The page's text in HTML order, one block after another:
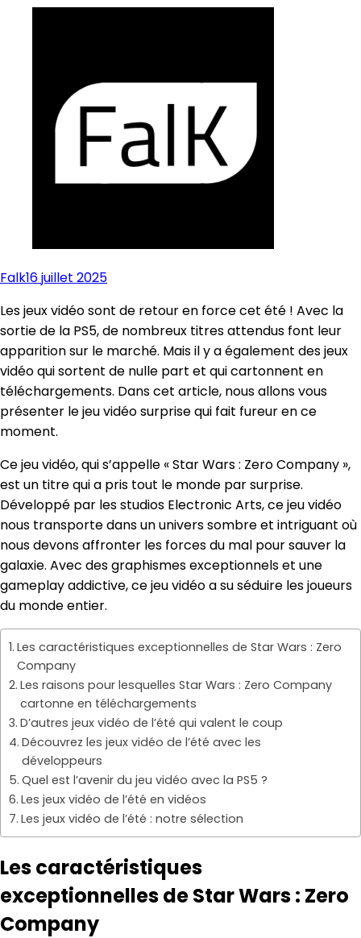
Falk16 juillet 2025
Les jeux vidéo sont de retour en force cet été ! Avec la
sortie de la PS5, de nombreux titres attendus font leur
apparition sur le marché. Mais il y a également des jeux
vidéo qui sortent de nulle part et qui cartonnent en
téléchargements. Dans cet article, nous allons vous
présenter le jeu vidéo surprise qui fait fureur en ce
moment.
Ce jeu vidéo, qui s’appelle « Star Wars : Zero Company »,
est un titre qui a pris tout le monde par surprise.
Développé par les studios Electronic Arts, ce jeu vidéo
nous transporte dans un univers sombre et intriguant où
nous devons affronter les forces du mal pour sauver la
galaxie. Avec des graphismes exceptionnels et une
gameplay addictive, ce jeu vidéo a su séduire les joueurs
du monde entier.
Les caractéristiques exceptionnelles de Star Wars : Zero
Company
Les raisons pour lesquelles Star Wars : Zero Company
cartonne en téléchargements
D’autres jeux vidéo de l’été qui valent le coup
Découvrez les jeux vidéo de l’été avec les
développeurs
Quel est l’avenir du jeu vidéo avec la PS5 ?
Les jeux vidéo de l’été en vidéos
Les jeux vidéo de l’été : notre sélection
Les caractéristiques
exceptionnelles de Star Wars : Zero
Company